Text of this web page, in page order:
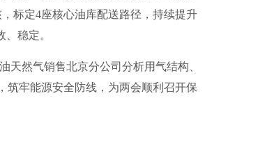
标定4座核心油库配送路径，持续提升
稳定。
然气销售北京分公司分析用气结构、
筑牢能源安全防线，为两会顺利召开保